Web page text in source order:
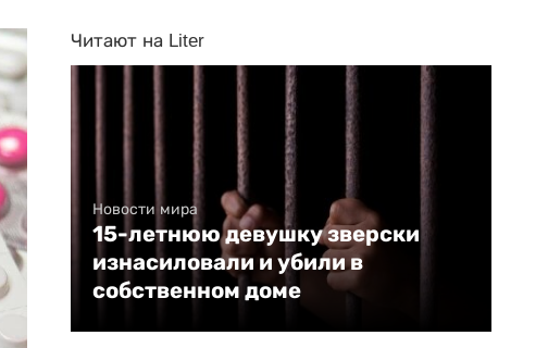
Читают на Liter
Новости мира
15-летнюю девушку зверски
изнасиловали и убили в
собственном доме